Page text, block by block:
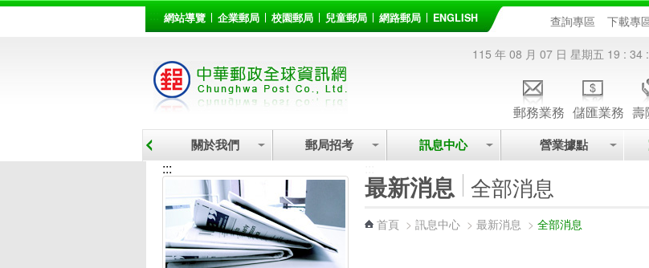
::: 網站導覽 企業郵局 校園郵局 兒童郵局 網路郵局 ENGLISH 查詢專區 下載專
115 年 08 月 07 日 星期五 19 : 34
郵務業務 儲匯業務 壽
關於我們 郵局招考 訊息中心 營業據點
:::
最新消息 全部消息
首頁 > 訊息中心 > 最新消息 > 全部消息